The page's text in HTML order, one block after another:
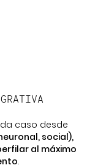
caso desde
social),
al máximo
.